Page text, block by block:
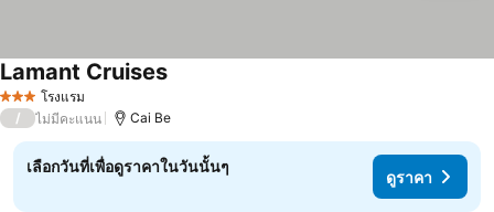
3 ดาว โรงแรม
Lamant Cruisesดูราคา
/ ไม่มีคะแนน Cai Be
เลือกวันที่เพื่อดูราคาในวันนั้นๆ
ดูราคา